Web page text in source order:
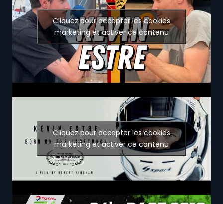
Cliquez pour accepter les cookies
marketing et activer ce contenu
Cliquez pour accepter les cookies
marketing et activer ce contenu